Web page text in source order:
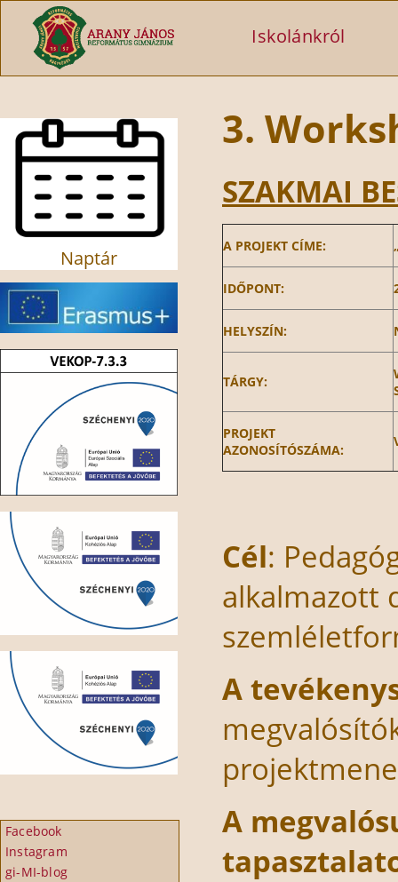
Ugrás a tartalomra
Iskolánkról
Naptár
Facebook
Instagram
gi-MI-blog
3.
SZAKMAI
A PROJEKT CÍME:
IDŐPONT:
HELYSZÍN:
TÁRGY:
PROJEKT
AZONOSÍTÓSZÁMA:
Cél:
alkalmazott
A
A